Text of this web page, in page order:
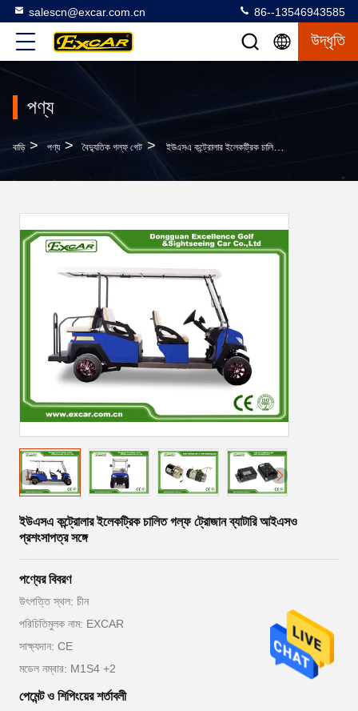
salescn@excar.com.cn 86--13546943585
উদ্ধৃতি
পণ্য
বাড়ি > পণ্য > বৈদ্যুতিক গল্ফ গেট > ইউএসএ কন্ট্রোলার ইলেকট্রিক চালিত গল্ফ ট্রোজান ব্যাটারি আইএসও প্রশংসাপত্র সঙ্গে
ইউএসএ কন্ট্রোলার ইলেকট্রিক চালিত গল্ফ ট্রোজান ব্যাটারি আইএসও
প্রশংসাপত্র সঙ্গে
পণ্যের বিবরণ
উৎপত্তি স্থল: চীন
পরিচিতিমুলক নাম: EXCAR
সাক্ষ্যদান: CE
মডেল নম্বার: M1S4 +2
পেমেন্ট ও শিপিংয়ের শর্তাবলী